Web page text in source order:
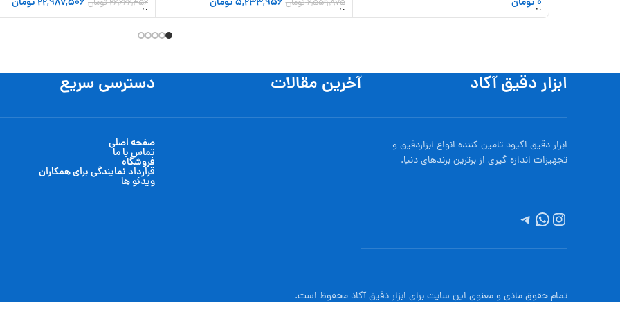
افزودن به سبد خرید
6,559,875تومان
افزودن به سبد خرید
26,666,456تومان
افزودن به سبد خرید
ابزار دقیق آکاد
ابزار دقیق اکیود تامین کننده انواع ابزاردقيق و
تجهيزات اندازه گیری از برترین برندهای دنیا.
آخرین مقالات دسترسی سریع
صفحه اصلی
تماس با ما
فروشگاه
قرارداد نمایندگی برای همکاران
ویدئو ها
تمام حقوق مادی و معنوی این سایت برای ابزار دقیق آکاد محفوظ است.